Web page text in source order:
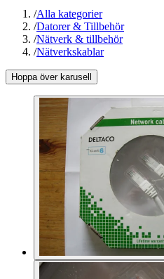
/Alla kategorier
/Datorer & Tillbehör
/Nätverk & tillbehör
/Nätverkskablar
Hoppa över karusell